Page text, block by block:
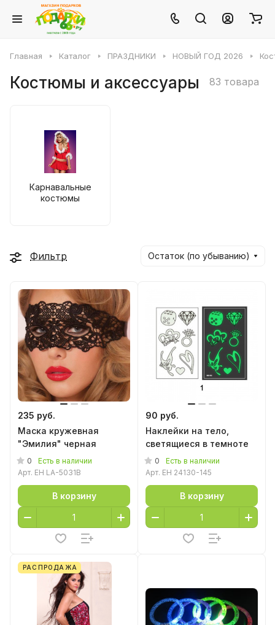
Главная Каталог ПРАЗДНИКИ НОВЫЙ ГОД 2026
Костюмы и аксессуары 83 товара
Карнавальные
костюмы
Фильтр Остаток (по убыванию)
235 руб.
Маска кружевная
"Эмилия" черная
0
Есть в наличии
Арт. EH LA-5031B
В корзину
90 руб.
Наклейки на тело,
светящиеся в темноте
0
Есть в наличии
Арт. EH 24130-145
В корзину
РАСПРОДАЖА